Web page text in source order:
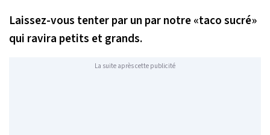
Laissez-vous tenter par un par notre «taco sucré»
qui ravira petits et grands.
La suite après cette publicité